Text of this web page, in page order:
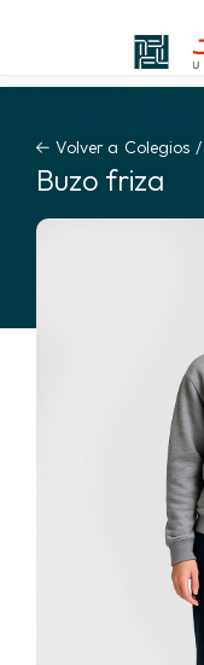
Volver a Colegios /
Buzo friza